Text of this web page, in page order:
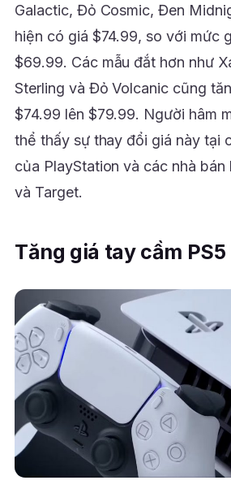
Galactic, Đỏ Cosmic, Đen
hiện có giá $74.99, so với mức
$69.99. Các mẫu đắt hơn như
Sterling và Đỏ Volcanic cũng
$74.99 lên $79.99. Người hâm
thể thấy sự thay đổi giá này tại
của PlayStation và các nhà bán
và Target.
Tăng giá tay cầm